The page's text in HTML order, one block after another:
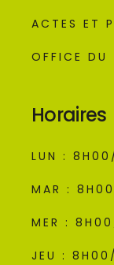
ACTES ET
OFFICE DU
Horaires
LUN :
MAR :
MER :
JEU :